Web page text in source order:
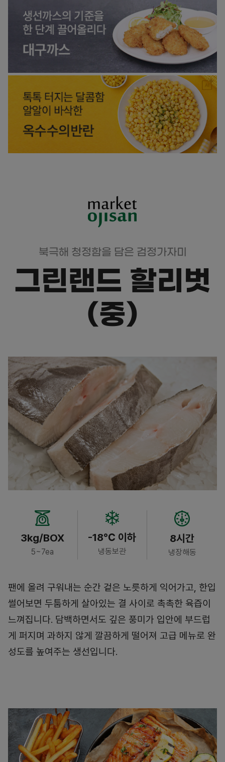
북극해 청정함을 담은 검정가자미
그린랜드 할리벗
(중)
3kg/BOX
5~7ea
-18℃ 이하
냉동보관
8시간
냉장해동
팬에 올려 구워내는 순간 겉은 노릇하게 익어가고, 한입
썰어보면 두툼하게 살아있는 결 사이로 촉촉한 육즙이
느껴집니다. 담백하면서도 깊은 풍미가 입안에 부드럽
게 퍼지며 과하지 않게 깔끔하게 떨어져 고급 메뉴로 완
성도를 높여주는 생선입니다.